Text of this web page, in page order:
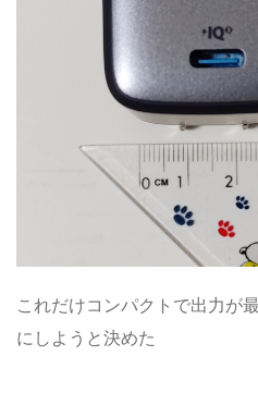
これだけコンパクトで出力が
にしようと決めた